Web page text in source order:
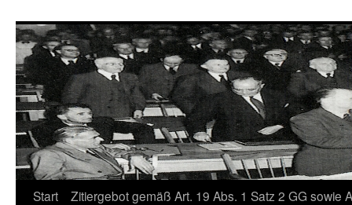
Start
Zitiergebot gemäß Art. 19 Abs. 1 Satz 2 GG sowie